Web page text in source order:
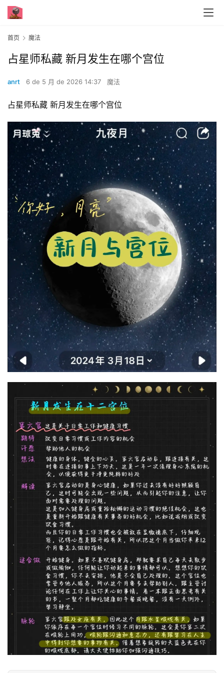
首页 魔法
占星师私藏 新月发生在哪个宫位
anrt 6 de 5 月 de 2026 14:37 魔法
占星师私藏 新月发生在哪个宫位